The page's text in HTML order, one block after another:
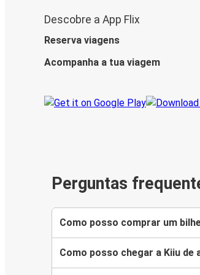
Descobre a App Flix
Reserva viagens
Acompanha a tua viagem
Perguntas
Como posso comprar um
Como posso chegar a Kiiu de